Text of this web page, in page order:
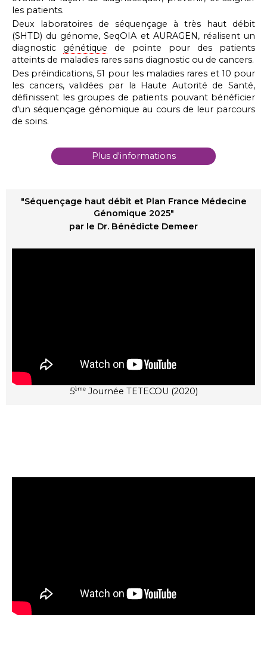
les patients.
Deux laboratoires de séquençage à très haut débit
(SHTD) du génome, SeqOIA et AURAGEN, réalisent un
diagnostic génétique de pointe pour des patients
atteints de maladies rares sans diagnostic ou de cancers.
Des préindications, 51 pour les maladies rares et 10 pour
les cancers, validées par la Haute Autorité de Santé,
définissent les groupes de patients pouvant bénéficier
d'un séquençage génomique au cours de leur parcours
de soins.
Plus d'informations
"Séquençage haut débit et Plan France Médecine
Génomique 2025"
par le Dr. Bénédicte Demeer
5èmeJournée TETECOU (2020)